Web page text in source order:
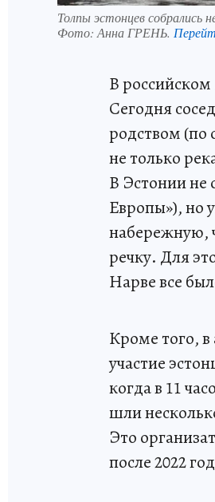
Толпы эстонцев собрались
Фото:Анна ГРЕНЬ.
В
Сегодня
родством (по
не только
В Эстонии не
Европы»), но
набережную,
речку. Для
Нарве все
Кроме того,
участие
когда в 11
шли
Это
после 2022